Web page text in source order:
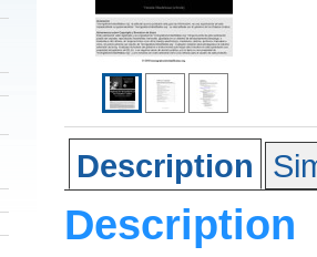
Description
Description